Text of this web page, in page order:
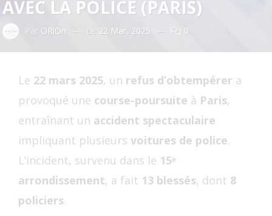
AVEC LA POLICE (PARIS)
Par ORiOn — Le 22 Mar, 2025 — 0
Le 22 mars 2025, un refus d’obtempérer a
provoqué une course-poursuite à Paris,
entraînant un accident spectaculaire
impliquant plusieurs voitures de police.
L’incident, survenu dans le 15ᵉ
arrondissement, a fait 13 blessés, dont 8
policiers.